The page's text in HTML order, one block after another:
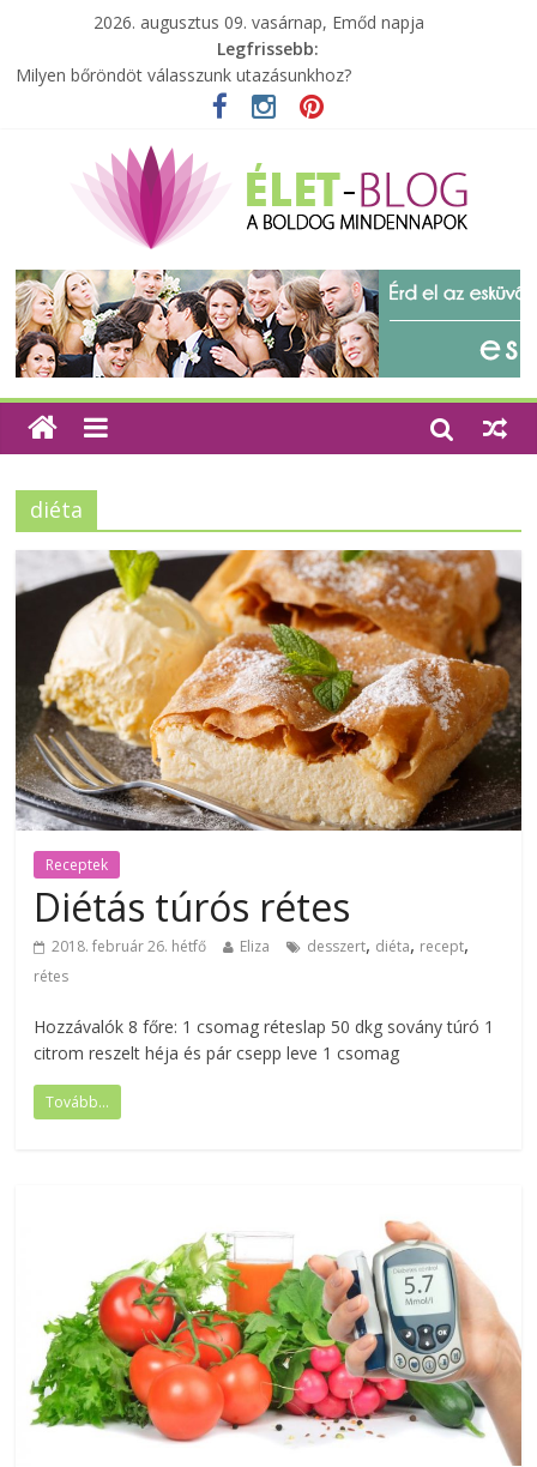
2026. augusztus 09. vasárnap, Emőd napja
Legfrissebb:
Milyen bőröndöt válasszunk utazásunkhoz?
Elérhető zöld energia mindenki számára
Különleges tömörfa ládák Indiából
A zöld forradalom: A mosó- és parfümtermékek környezetbarát
szempontjainak erősítése
diéta
Receptek
Diétás túrós rétes
2018. február 26. hétfő Eliza desszert, diéta, recept,
rétes
Hozzávalók 8 főre: 1 csomag réteslap 50 dkg sovány túró 1
citrom reszelt héja és pár csepp leve 1 csomag
Tovább...